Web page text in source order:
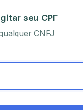
seu CPF
CNPJ